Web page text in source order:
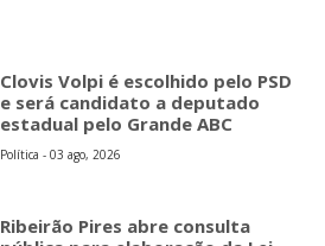
Clovis Volpi é escolhido pelo PSD
e será candidato a deputado
estadual pelo Grande ABC
Política - 03 ago, 2026
Ribeirão Pires abre consulta